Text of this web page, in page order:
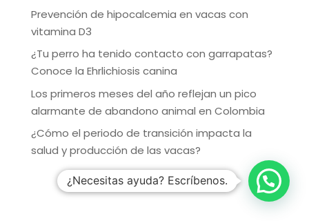
Prevención de hipocalcemia en vacas con
vitamina D3
¿Tu perro ha tenido contacto con garrapatas?
Conoce la Ehrlichiosis canina
Los primeros meses del año reflejan un pico
alarmante de abandono animal en Colombia
¿Cómo el periodo de transición impacta la
salud y producción de las vacas?
¿Necesitas ayuda? Escríbenos.